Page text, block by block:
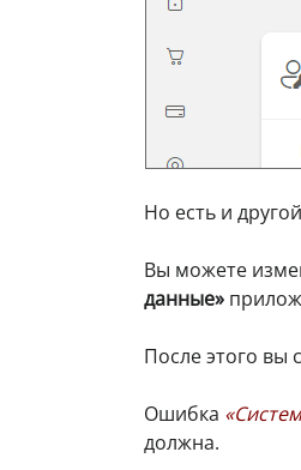
Но есть и
Вы можете
данные»
После этого вы
Ошибка
должна.